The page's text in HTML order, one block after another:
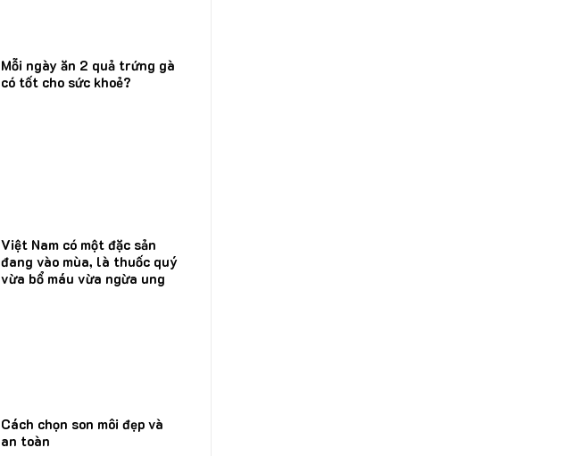
Mỗi ngày ăn 2 quả trứng gà
có tốt cho sức khoẻ?
Việt Nam có một đặc sản
đang vào mùa, là thuốc quý
vừa bổ máu vừa ngừa ung
Cách chọn son môi đẹp và
an toàn